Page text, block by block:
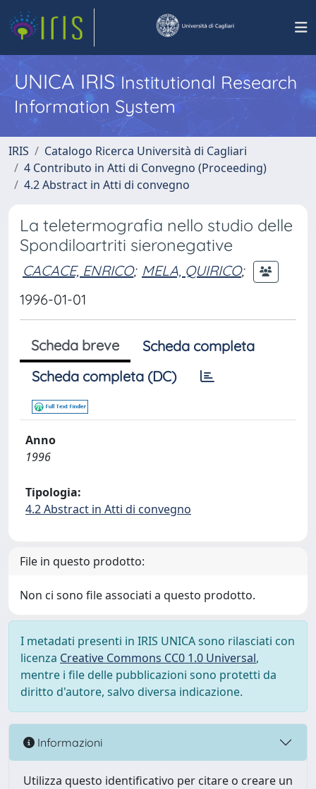
UNICA IRISInstitutional Research
Information System
IRIS
Catalogo Ricerca Università di Cagliari
4 Contributo in Atti di Convegno (Proceeding)
4.2 Abstract in Atti di convegno
La teletermografia nello studio delle
Spondiloartriti sieronegative
CACACE, ENRICO; MELA, QUIRICO;
1996-01-01
Scheda breve
Scheda completa
Scheda completa (DC)
Anno
1996
Tipologia:
4.2 Abstract in Atti di convegno
File in questo prodotto:
Non ci sono file associati a questo prodotto.
I metadati presenti in IRIS UNICA sono rilasciati con
licenza Creative Commons CC0 1.0 Universal,
mentre i file delle pubblicazioni sono protetti da
diritto d'autore, salvo diversa indicazione.
Informazioni
Utilizza questo identificativo per citare o creare un